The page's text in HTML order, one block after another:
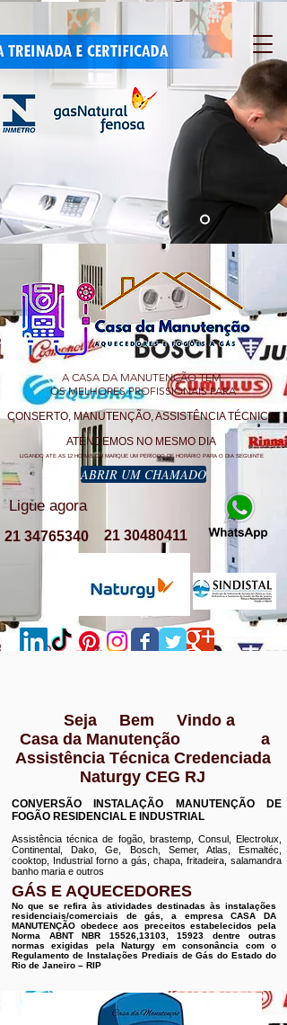
A CASA DA MANUTENÇÃO TEM
OS MELHORES PROFISSIONAIS PARA
CONSERTO, MANUTENÇÃO, ASSISTÊNCIA TÉCNICA
ATENDEMOS NO MESMO DIA
LIGANDO ATE AS 12 HORAS OU MARQUE UM PERÍODO DE HORÁRIO PARA O DIA SEGUINTE
ABRIR UM CHAMADO
Ligue agora
21 30480411
21 34765340
Seja Bem Vindo a
Casa da Manutenção a
Assistência Técnica Credenciada
Naturgy CEG RJ
CONVERSÃO INSTALAÇÃO MANUTENÇÃO DE
FOGÃO RESIDENCIAL E INDUSTRIAL
Assistência técnica de fogão, brastemp, Consul, Electrolux,
Continental, Dako, Ge, Bosch, Semer, Atlas, Esmaltéc,
cooktop, Industrial forno a gás, chapa, fritadeira, salamandra
banho maria e outros
GÁS E AQUECEDORES
No que se refira às atividades destinadas às instalações
residenciais/comerciais de gás, a empresa CASA DA
MANUTENÇÃO obedece aos preceitos estabelecidos pela
Norma ABNT NBR 15526,13103, 15923 dentre outras
normas exigidas pela Naturgy em consonância com o
Regulamento de Instalações Prediais de Gás do Estado do
Rio de Janeiro – RIP